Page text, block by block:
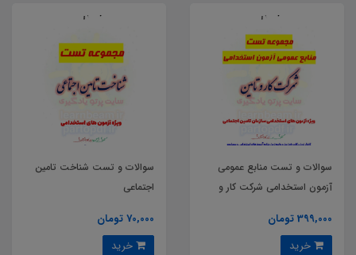
سوالات و تست منابع عمومی
آزمون استخدامی شرکت کار و
399,000 تومان
سوالات و تست شناخت تامین
اجتماعی
70,000 تومان